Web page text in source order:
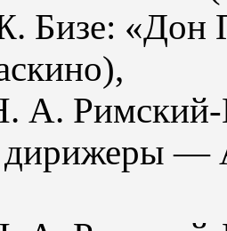
Бизе: «Дон
Римский-
дирижеры —